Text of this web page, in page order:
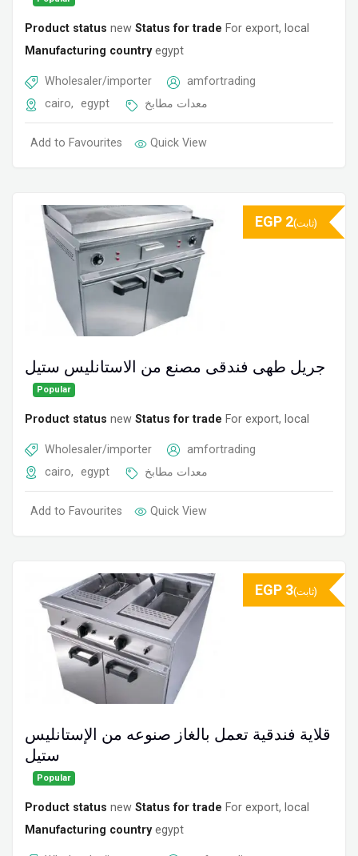
Product status new Status for trade For export, local
Manufacturing country egypt
Wholesaler/importer
amfortrading
cairo, egypt معدات مطابخ
Add to Favourites Quick View
جريل طهى فندقى مصنع من الاستانليس ستيل
Popular
Product status new Status for trade For export, local
Wholesaler/importer
amfortrading
cairo, egypt معدات مطابخ
Add to Favourites Quick View
EGP 2 (ثابت)
قلاية فندقية تعمل بالغاز صنوعه من الإستانليس
ستيل
Popular
Product status new Status for trade For export, local
Manufacturing country egypt
EGP 3 (ثابت)